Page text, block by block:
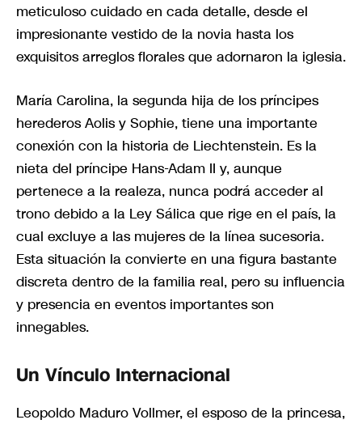
meticuloso cuidado en cada detalle, desde el
impresionante vestido de la novia hasta los
exquisitos arreglos florales que adornaron la iglesia.
María Carolina, la segunda hija de los príncipes
herederos Aolis y Sophie, tiene una importante
conexión con la historia de Liechtenstein. Es la
nieta del príncipe Hans-Adam II y, aunque
pertenece a la realeza, nunca podrá acceder al
trono debido a la Ley Sálica que rige en el país, la
cual excluye a las mujeres de la línea sucesoria.
Esta situación la convierte en una figura bastante
discreta dentro de la familia real, pero su influencia
y presencia en eventos importantes son
innegables.
Un Vínculo Internacional
Leopoldo Maduro Vollmer, el esposo de la princesa,